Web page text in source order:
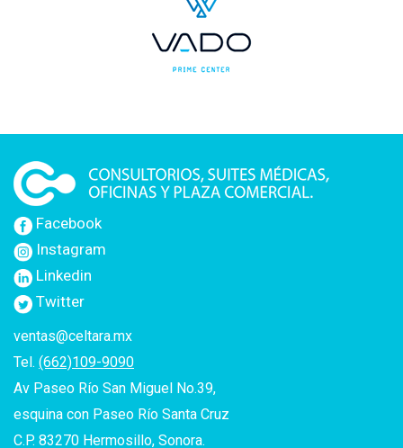
Facebook
Instagram
Linkedin
Twitter
ventas@celtara.mx
Tel. (662)109-9090
Av Paseo Río San Miguel No.39,
esquina con Paseo Río Santa Cruz
C.P. 83270 Hermosillo, Sonora.